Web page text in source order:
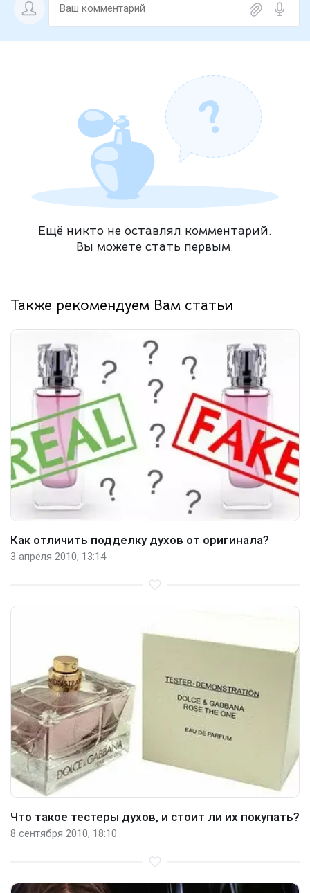
Ещё никто не оставлял комментарий.
Вы можете стать первым.
Также рекомендуем Вам статьи
Как отличить подделку духов от оригинала?
3 апреля 2010, 13:14
Что такое тестеры духов, и стоит ли их покупать?
8 сентября 2010, 18:10